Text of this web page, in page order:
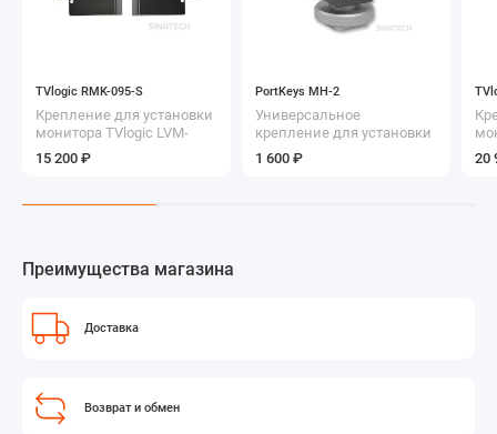
TVlogic RMK-095-S
Крепление для установки
монитора TVlogic LVM-
095W или SRM-095W в
стойку
15 200 ₽
PortKeys MH-2
Универсальное
крепление для установки
портативного монитора на
камеру
1 600 ₽
20
Преимущества магазина
Доставка
Возврат и обмен